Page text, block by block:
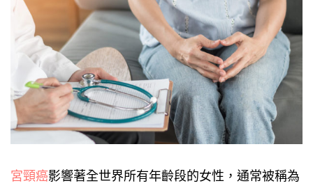
宮頸癌影響著全世界所有年齡段的女性，通常被稱為